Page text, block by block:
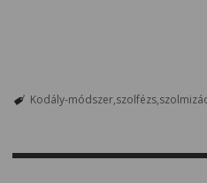
Kodály-módszer szolfézs